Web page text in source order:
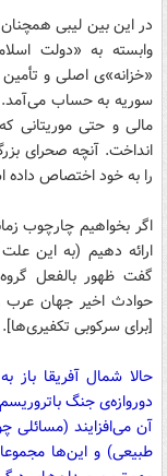
در این بین لیبی
وابسته به «دولت
«خزانه»ی اصلی و
سوریه به حساب می‌آمد.
مالی و حتی موریتانی
انداخت. آنچه صحرای
را به خود اختصاص
اگر بخواهیم چارچوب
ارائه دهیم (به این
گفت ظهور بالفعل
حوادث اخیر جهان عرب
[برای سرکوبی تکفیری‌ها].
حالا شمال آفریقا باز
دوروازه‌ی جنگ
آن می‌افزایند (مسائلی
طبیعی) و این‌ها